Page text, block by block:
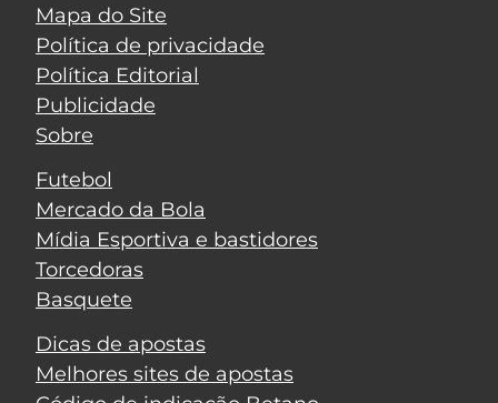
Mapa do Site
Política de privacidade
Política Editorial
Publicidade
Sobre
Futebol
Mercado da Bola
Mídia Esportiva e bastidores
Torcedoras
Basquete
Dicas de apostas
Melhores sites de apostas